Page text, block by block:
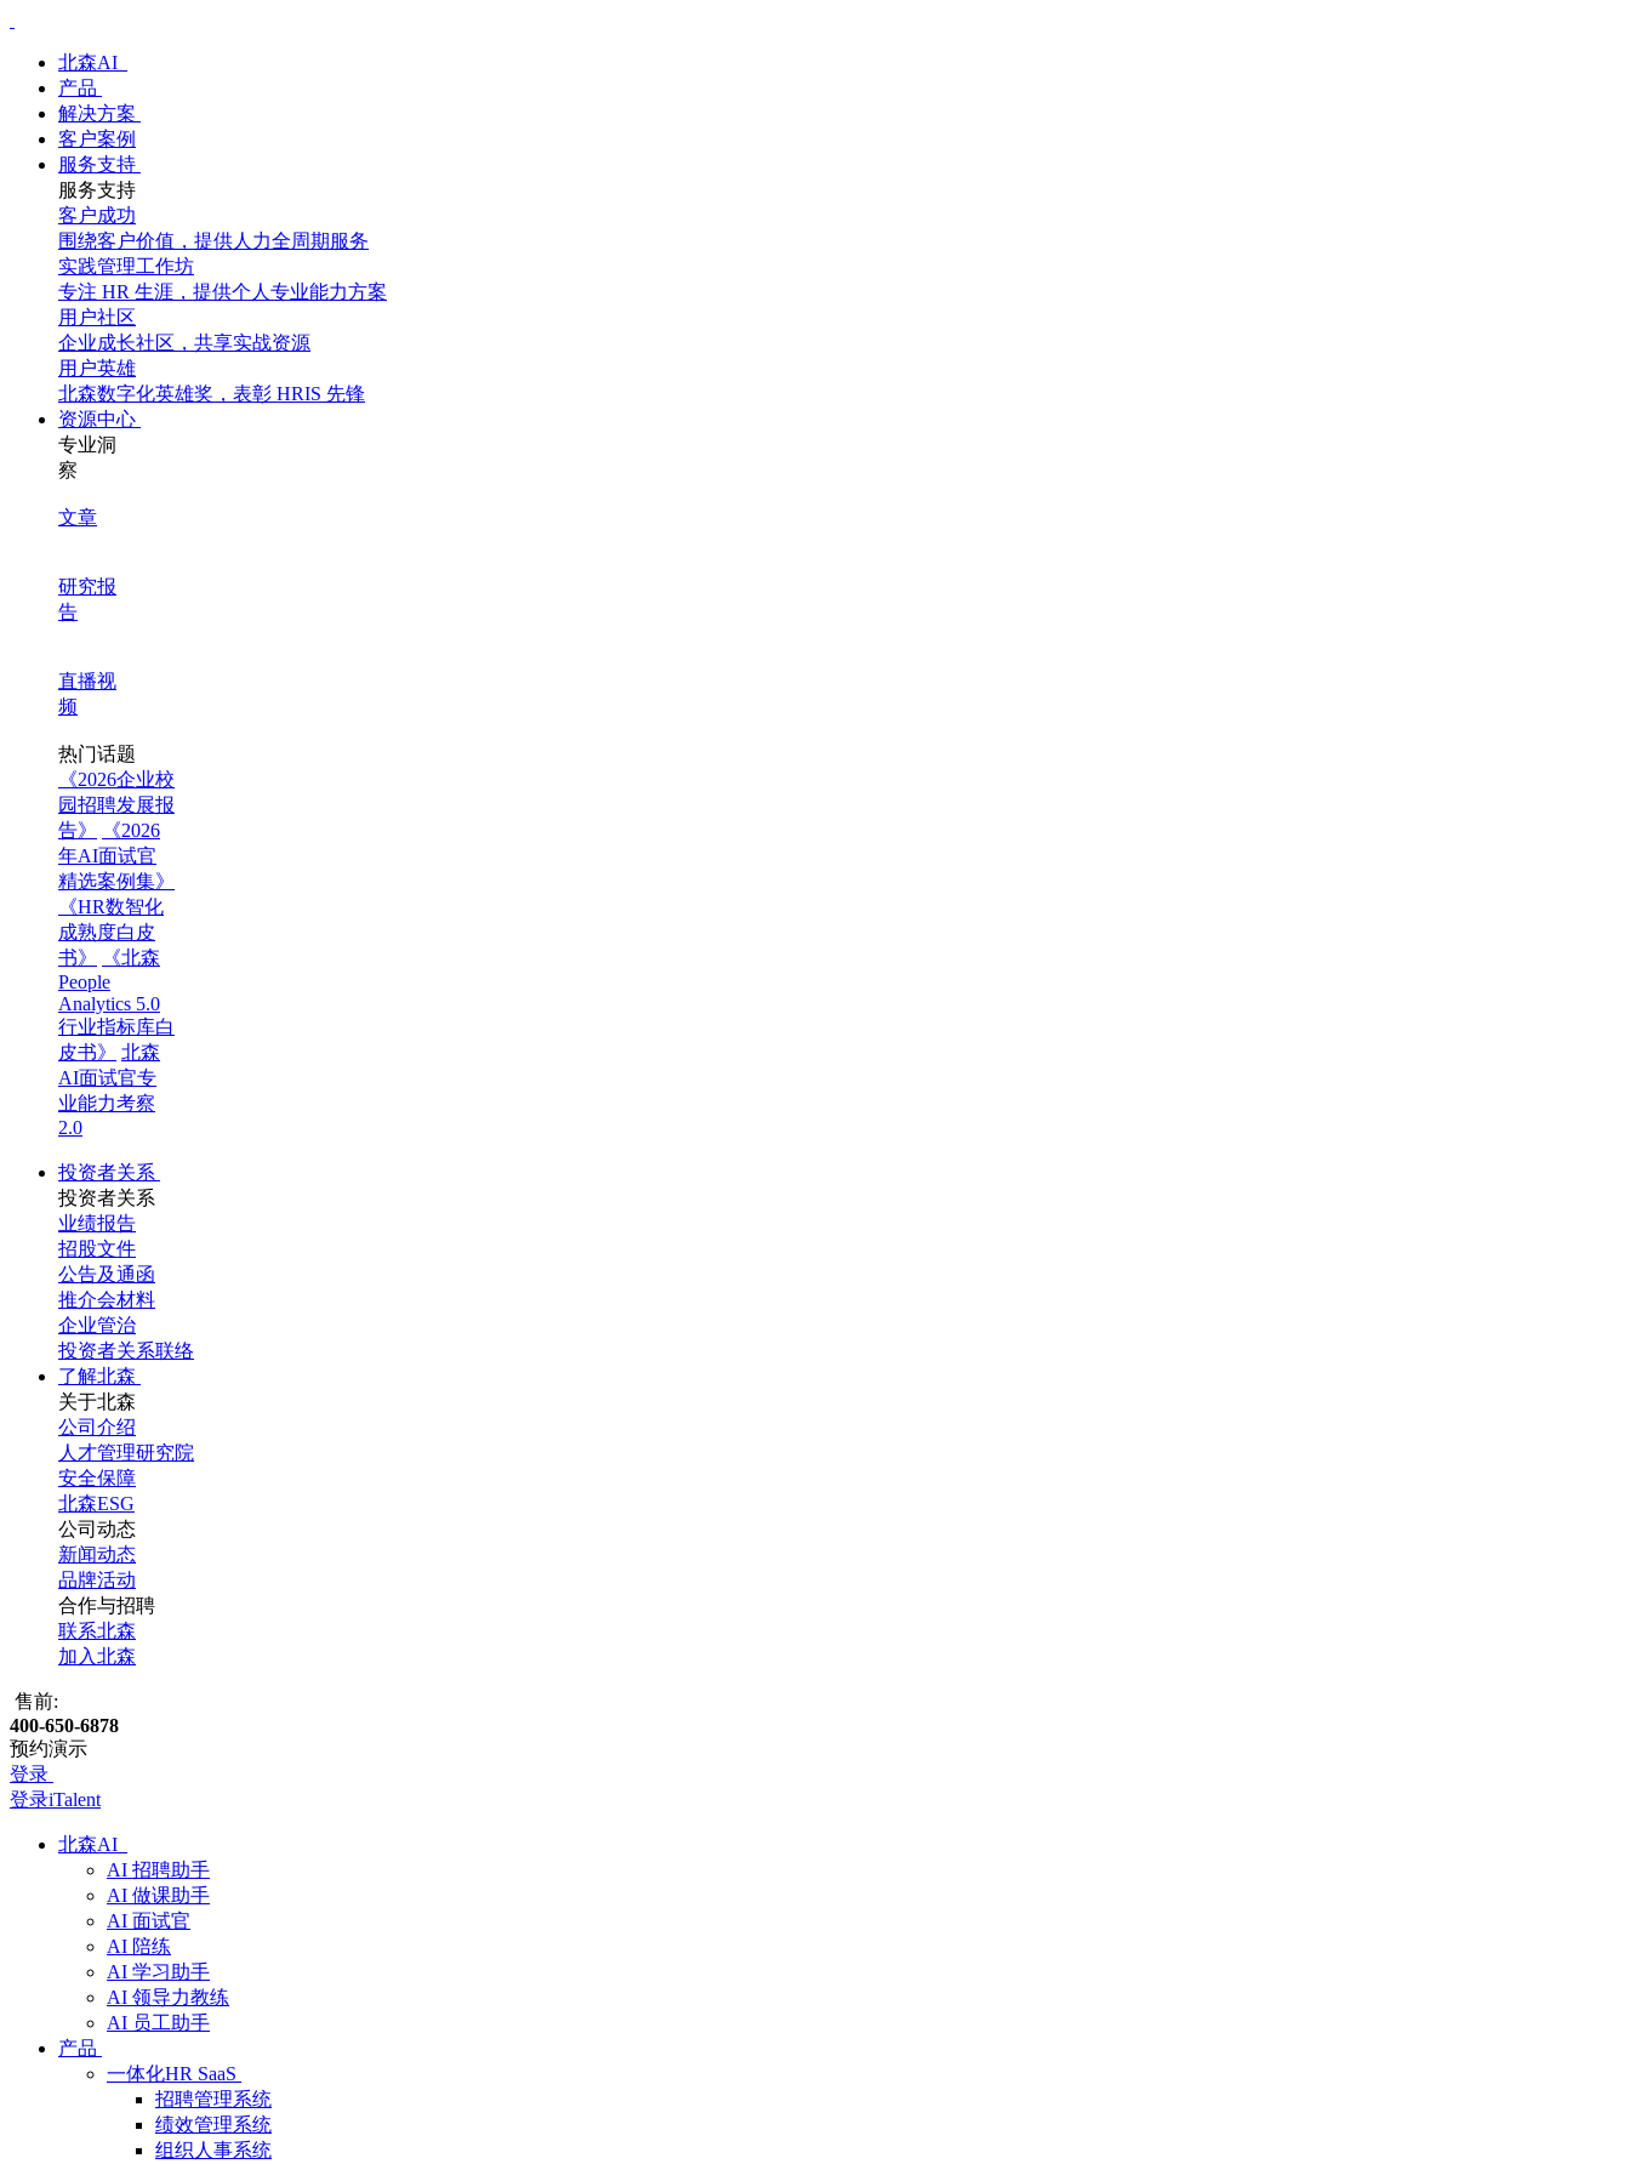
北森AI
产品
解决方案
客户案例
服务支持
服务支持
客户成功
围绕客户价值，提供人力全周期服务
实践管理工作坊
专注 HR 生涯，提供个人专业能力方案
用户社区
企业成长社区，共享实战资源
用户英雄
北森数字化英雄奖，表彰 HRIS 先锋
资源中心
专业洞
察
文章
研究报
告
直播视
频
热门话题
《2026企业校
园招聘发展报
告》
《2026
年AI面试官
精选案例集》
《HR数智化
成熟度白皮
书》
《北森
People
Analytics 5.0
行业指标库白
皮书》
北森
AI面试官专
业能力考察
2.0
投资者关系
投资者关系
业绩报告
招股文件
公告及通函
推介会材料
企业管治
投资者关系联络
了解北森
关于北森
公司介绍
人才管理研究院
安全保障
北森ESG
公司动态
新闻动态
品牌活动
合作与招聘
联系北森
加入北森
售前:
400-650-6878
预约演示
登录
登录iTalent
北森AI
AI 招聘助手
AI 做课助手
AI 面试官
AI 陪练
AI 学习助手
AI 领导力教练
AI 员工助手
产品
一体化HR SaaS
招聘管理系统
绩效管理系统
组织人事系统